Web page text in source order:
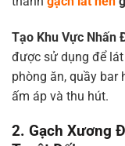
Tạo Khu Vực Nhấn
được sử dụng để
phòng ăn, quầy bar
ấm áp và thu hút.
2. Gạch Xương